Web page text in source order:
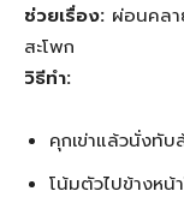
ช่วยเรื่อง: ผ่อนคลา
สะโพก
วิธีทำ:
คุกเข่าแล้วนั่งทับ
โน้มตัวไปข้างหน้